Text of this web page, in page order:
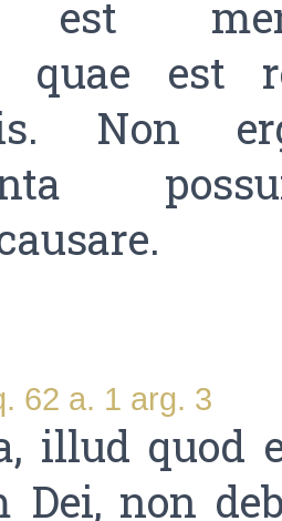
est
quae est
Non
62 a. 1 arg. 3
illud quod
Dei, non